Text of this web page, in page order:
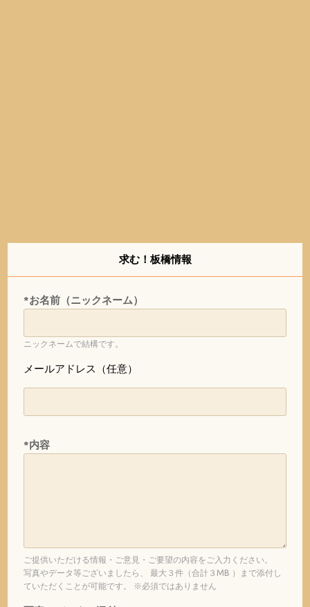
求む！板橋情報
*お名前（ニックネーム）
ニックネームで結構です。
メールアドレス（任意）
*内容
ご提供いただける情報・ご意見・ご要望の内容をご入力ください。
写真やデータ等ございましたら、 最大３件（合計３MB ）まで添付し
ていただくことが可能です。 ※必須ではありません